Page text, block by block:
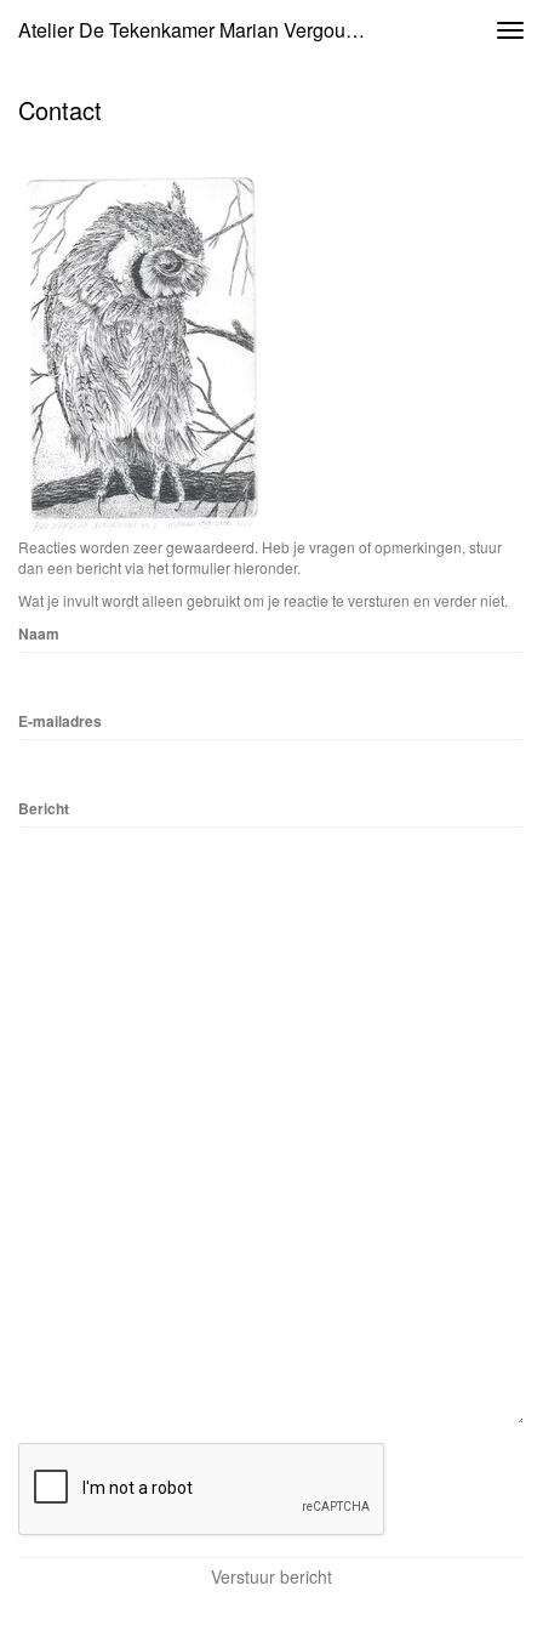
Atelier De Tekenkamer Marian Vergouwen - Reageer
Contact
Reacties worden zeer gewaardeerd. Heb je vragen of opmerkingen, stuur
dan een bericht via het formulier hieronder.
Wat je invult wordt alleen gebruikt om je reactie te versturen en verder niet.
Naam
E-mailadres
Bericht